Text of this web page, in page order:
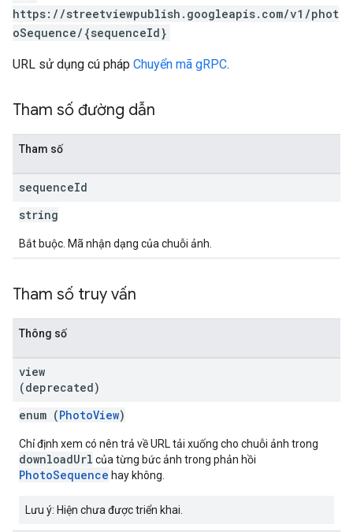
https://streetviewpublish.googleapis.com/v1/phot
oSequence/{sequenceId}
URL sử dụng cú pháp Chuyển mã gRPC.
Tham số đường dẫn
Tham số
sequenceId
string
Bắt buộc. Mã nhận dạng của chuỗi ảnh.
Tham số truy vấn
Thông số
view
(deprecated)
enum (PhotoView)
Chỉ định xem có nên trả về URL tải xuống cho chuỗi ảnh trong
downloadUrl của từng bức ảnh trong phản hồi
PhotoSequence hay không.
Lưu ý: Hiện chưa được triển khai.